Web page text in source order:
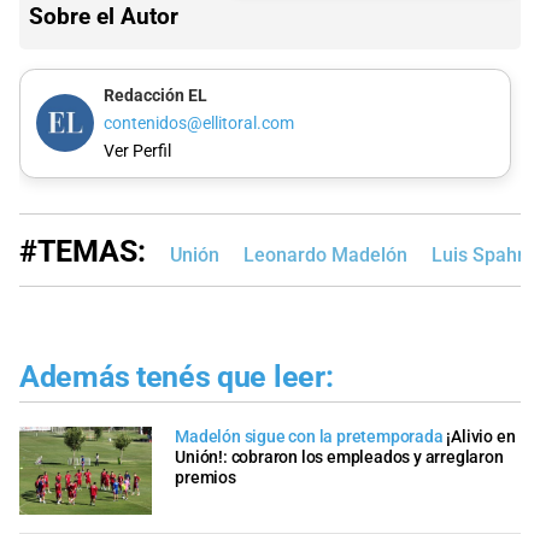
Sobre el Autor
Redacción EL
contenidos@ellitoral.com
Ver Perfil
#TEMAS: Unión Leonardo Madelón Luis Spahn
Además tenés que leer:
Madelón sigue con la pretemporada ¡Alivio en
Unión!: cobraron los empleados y arreglaron
premios